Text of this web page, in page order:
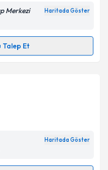
Merkezi Haritada Göster
Talep Et
takvimi talebi
randevu almanız için bir
ile bilgilendireceğiz.
Haritada Göster